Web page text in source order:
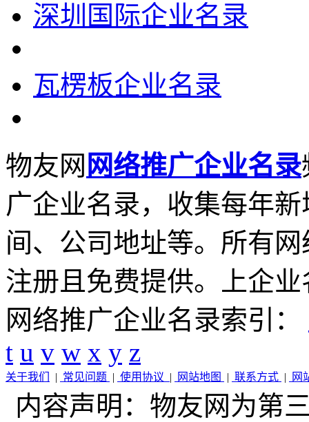
深圳国际企业名录
瓦楞板企业名录
物友网 网络推广企业名录
广企业名录，收集每年
间、公司地址等。所有
注册且免费提供。上企
网络推广企业名录索引：
t u v w x y z
关于我们 | 常见问题 | 使用协议 | 网站地图 | 联系方式 | 网
内容声明：物友网为第